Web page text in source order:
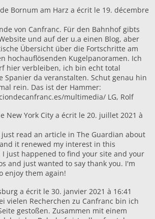
de Bornum am Harz a écrit le 19. décembre
von Canfranc. Für den Bahnhof gibts
und auf der u.a einen Blog, aber
Übersicht über die Fortschritte am
hochauflösenden Kugelpanoramen. Ich
hier verbleiben, ich bin echt total
Spanier da veranstalten. Schut genau hin
rein. Das ist der Hammer:
multimedia/ LG, Rolf
New York City a écrit le 20. juillet 2021 à
read an article in The Guardian about
it renewed my interest in this
I just happened to find your site and your
and just wanted to say thank you. I'm
enjoy them again!
a écrit le 30. janvier 2021 à 16:41
vielen Recherchen zu Canfranc bin ich
gestoßen. Zusammen mit einem